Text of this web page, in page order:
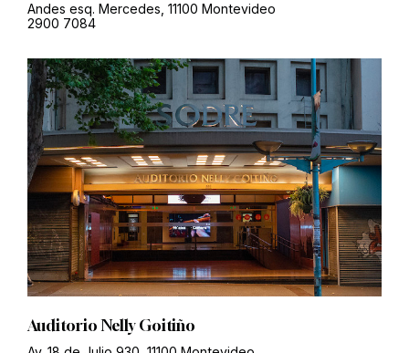
Andes esq. Mercedes, 11100 Montevideo
2900 7084
Auditorio Nelly Goitiño